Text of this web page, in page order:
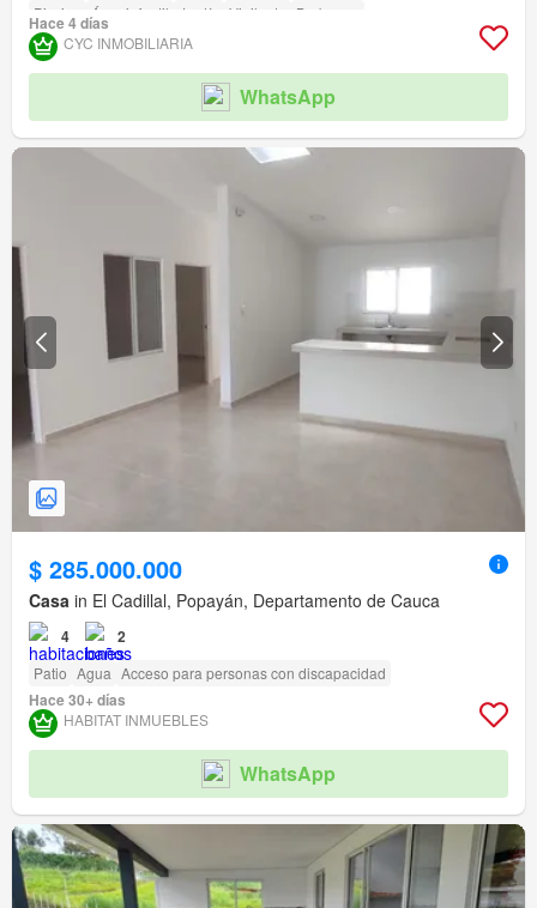
Piscina
Área infantil Jardín Vigilante
Barbecue
Acceso para personas con discapacidad
Hace 4 días
CYC INMOBILIARIA
WhatsApp
$ 285.000.000
Casa in El Cadillal, Popayán, Departamento de Cauca
4 2
Patio Agua Acceso para personas con discapacidad
Hace 30+ días
HABITAT INMUEBLES
WhatsApp